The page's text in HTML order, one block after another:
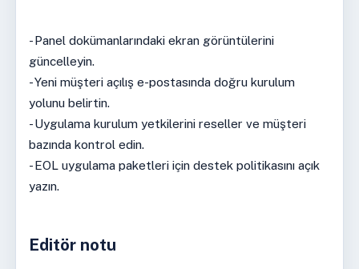
- Panel dokümanlarındaki ekran görüntülerini
güncelleyin.
- Yeni müşteri açılış e-postasında doğru kurulum
yolunu belirtin.
- Uygulama kurulum yetkilerini reseller ve müşteri
bazında kontrol edin.
- EOL uygulama paketleri için destek politikasını açık
yazın.
Editör notu